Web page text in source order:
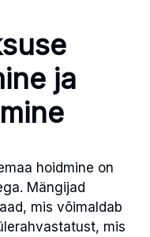
ja
hoidmine on
Mängijad
mis võimaldab
mis